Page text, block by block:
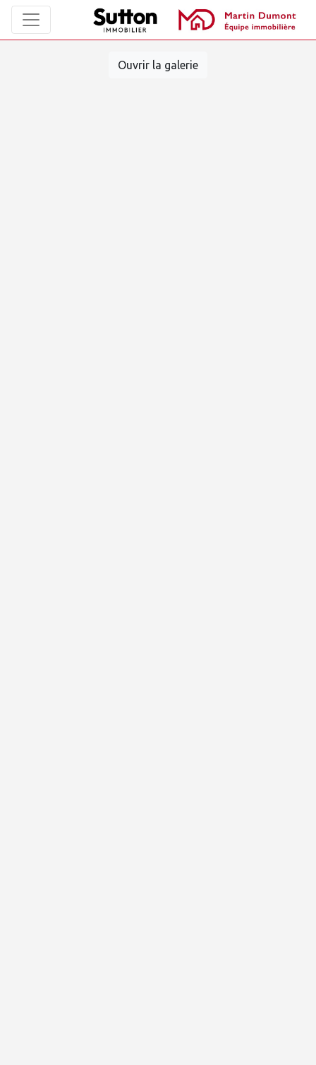
Ouvrir la galerie